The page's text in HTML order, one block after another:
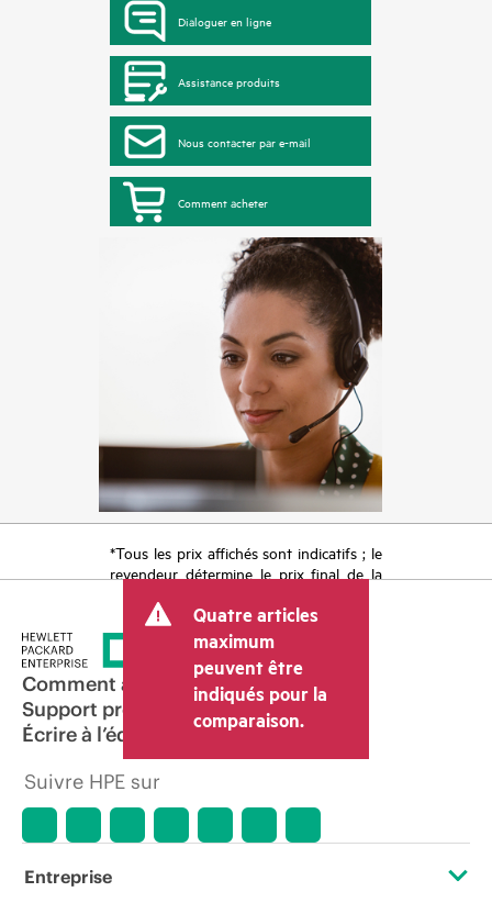
Dialoguer en ligne
Assistance produits
Nous contacter par e-mail
Comment acheter
*Tous les prix affichés sont indicatifs ; le
revendeur détermine le prix final de la
tels que la TVA ou les taxes sur la vente
et les frais d’expédition. Le prix de la
transaction déterminé par le revendeur
peut varier par rapport à d’autres
revendeurs et au prix indicatif affiché.
Les prix indicatifs peuvent inclure des
offres promotionnelles limitées dans le
temps. HPE se réserve le droit d’ajuster
les prix à tout moment pour diverses
raisons, notamment, mais sans s’y limiter,
l’arrêt d’un produit, la disponibilité
période de promotion et des erreurs
Quatre articles
maximum
peuvent être
indiqués pour la
comparaison.
Comment acheter
Support produit
Écrire à l’équipe commerciale
Suivre HPE sur
Entreprise